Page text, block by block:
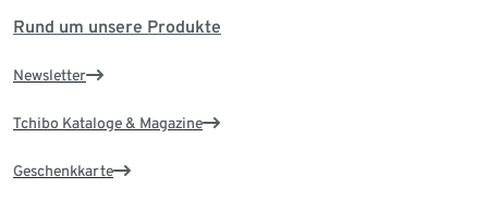
Rund um unsere Produkte
Newsletter
Tchibo Kataloge & Magazine
Geschenkkarte